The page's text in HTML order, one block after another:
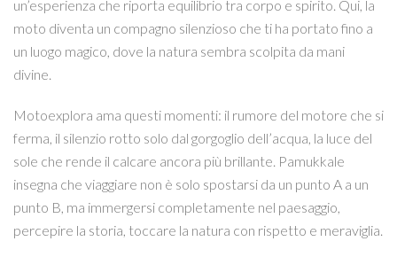
un’esperienza che riporta equilibrio tra corpo e spirito. Qui, la
moto diventa un compagno silenzioso che ti ha portato fino a
un luogo magico, dove la natura sembra scolpita da mani
divine.
Motoexplora ama questi momenti: il rumore del motore che si
ferma, il silenzio rotto solo dal gorgoglio dell’acqua, la luce del
sole che rende il calcare ancora più brillante. Pamukkale
insegna che viaggiare non è solo spostarsi da un punto A a un
punto B, ma immergersi completamente nel paesaggio,
percepire la storia, toccare la natura con rispetto e meraviglia.